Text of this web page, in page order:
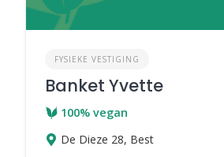
FYSIEKE VESTIGING
Banket Yvette
100% vegan
De Dieze 28, Best